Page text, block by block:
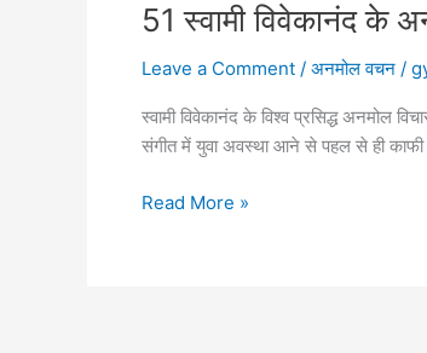
51 स्वामी विवेकानंद
Leave a Comment / अनमोल वचन /
स्वामी विवेकानंद के विश्व प्रसिद्ध अनमोल
संगीत में युवा अवस्था आने से पहल से ही
51
Read More »